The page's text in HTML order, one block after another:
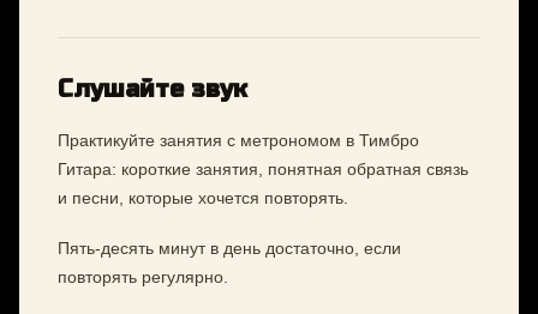
Слушайте звук
Практикуйте занятия с метрономом в Тимбро
Гитара: короткие занятия, понятная обратная связь
и песни, которые хочется повторять.
Пять-десять минут в день достаточно, если
повторять регулярно.